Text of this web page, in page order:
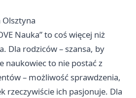
Olsztyna
Nauka” to coś więcej niż
Dla rodziców – szansa, by
naukowiec to nie postać z
– możliwość sprawdzenia,
rzeczywiście ich pasjonuje. Dla